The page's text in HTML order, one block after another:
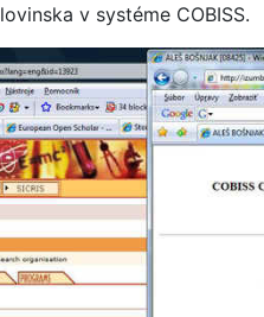
v systéme COBISS.